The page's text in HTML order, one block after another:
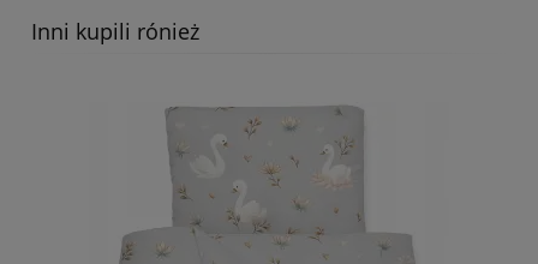
Inni kupili rónież